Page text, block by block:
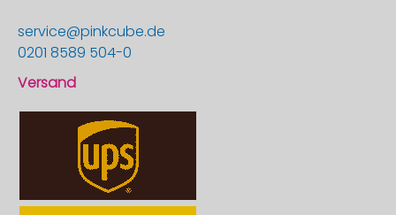
service@pinkcube.de
0201 8589 504-0
Versand